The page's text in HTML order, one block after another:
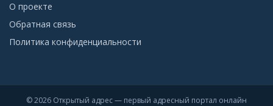
О проекте
Обратная связь
Политика конфиденциальности
© 2026 Открытый адрес — первый адресный портал онлайн